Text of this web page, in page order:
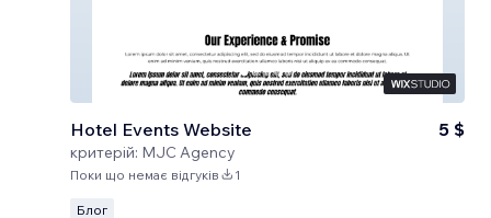
Hotel Events Website
критерій: MJC Agency
5 $
Поки що немає відгуків 1
Блог